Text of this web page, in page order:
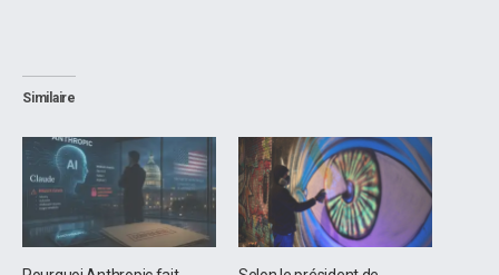
Similaire